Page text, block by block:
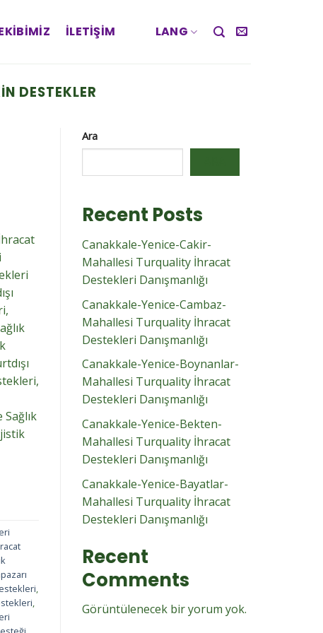
İLETIŞIM LANG
DESTEKLER
,
,
Ara
Recent Posts
Canakkale-Yenice-Cakir-
Mahallesi Turquality İhracat
Destekleri Danışmanlığı
Canakkale-Yenice-Cambaz-
Mahallesi Turquality İhracat
Destekleri Danışmanlığı
Canakkale-Yenice-Boynanlar-
Mahallesi Turquality İhracat
Destekleri Danışmanlığı
Canakkale-Yenice-Bekten-
Mahallesi Turquality İhracat
Destekleri Danışmanlığı
Canakkale-Yenice-Bayatlar-
Mahallesi Turquality İhracat
Destekleri Danışmanlığı
Recent
Comments
Görüntülenecek bir yorum yok.